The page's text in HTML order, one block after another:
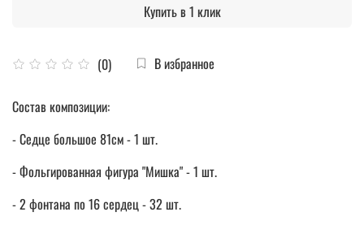
(0) В избранное
Купить в 1 клик
Состав композиции:
- Седце большое 81см - 1 шт.
- Фольгированная фигура "Мишка" - 1 шт.
- 2 фонтана по 16 сердец - 32 шт.